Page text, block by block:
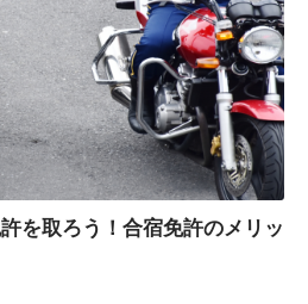
を取ろう！合宿免許のメリッ